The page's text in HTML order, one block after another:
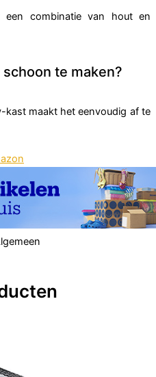
combinatie van hout en
te maken?
kast maakt het eenvoudig af te